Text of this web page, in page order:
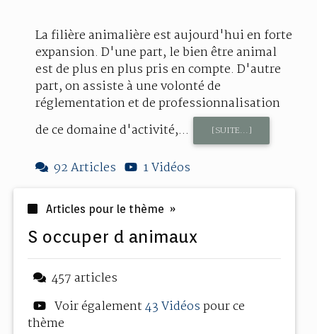
La filière animalière est aujourd'hui en forte
expansion. D'une part, le bien être animal
est de plus en plus pris en compte. D'autre
part, on assiste à une volonté de
réglementation et de professionnalisation
de ce domaine d'activité,...
[SUITE...]
92 Articles 1 Vidéos
Articles pour le thème »
s occuper d animaux
457 articles
Voir également43 Vidéospour ce
thème